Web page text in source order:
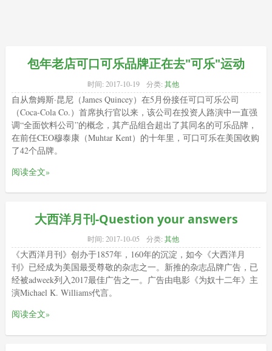
包年老店可口可乐品牌正在去"可乐"运动
时间:2017-10-19 分类:其他
自从詹姆斯·昆尼（James Quincey）在5月份接任可口可乐公司
（Coca-Cola Co.）首席执行官以来，该公司在投资人路演中一直强
调“全面饮料公司”的概念，其产品组合超出了其同名的可乐品牌，
在前任CEO穆泰康（Muhtar Kent）的十年里，可口可乐在美国收购
了42个品牌。
阅读全文»
大西洋月刊-Question your answers
时间:2017-10-05 分类:其他
《大西洋月刊》创办于1857年，160年的沉淀，如今《大西洋月
刊》已经成为美国最受尊敬的杂志之一。新推的杂志品牌广告，已
经被adweek列入2017最佳广告之一。广告由电影《为奴十二年》主
演Michael K. Williams代言。
阅读全文»